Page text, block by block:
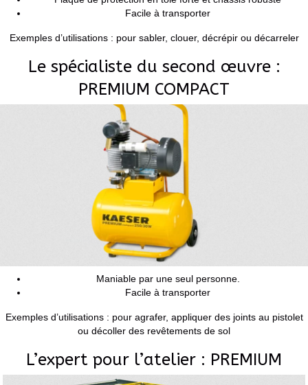
Facile à transporter
Exemples d’utilisations : pour sabler, clouer, décrépir ou décarreler
Le spécialiste du second œuvre :
PREMIUM COMPACT
Maniable par une seul personne.
Facile à transporter
Exemples d’utilisations : pour agrafer, appliquer des joints au pistolet
ou décoller des revêtements de sol
L’expert pour l’atelier : PREMIUM